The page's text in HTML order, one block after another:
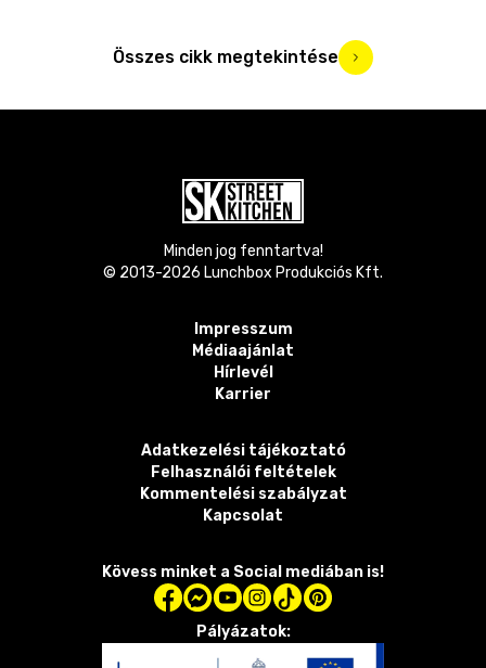
Összes cikk megtekintése
Minden jog fenntartva!
© 2013-2026 Lunchbox Produkciós Kft.
Impresszum
Médiaajánlat
Hírlevél
Karrier
Adatkezelési tájékoztató
Felhasználói feltételek
Kommentelési szabályzat
Kapcsolat
Kövess minket a Social mediában is!
Pályázatok: